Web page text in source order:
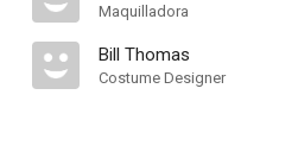
Maquilladora
Bill Thomas
Costume Designer